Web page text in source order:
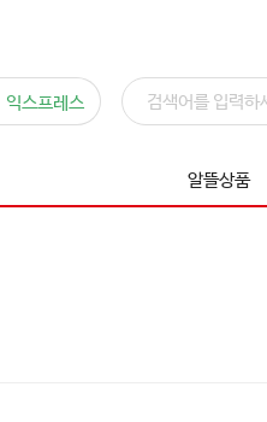
익스프레스
알뜰상품